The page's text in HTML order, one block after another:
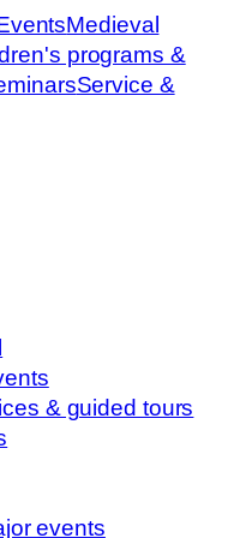
Medieval
programs &
Service &
& guided tours
events